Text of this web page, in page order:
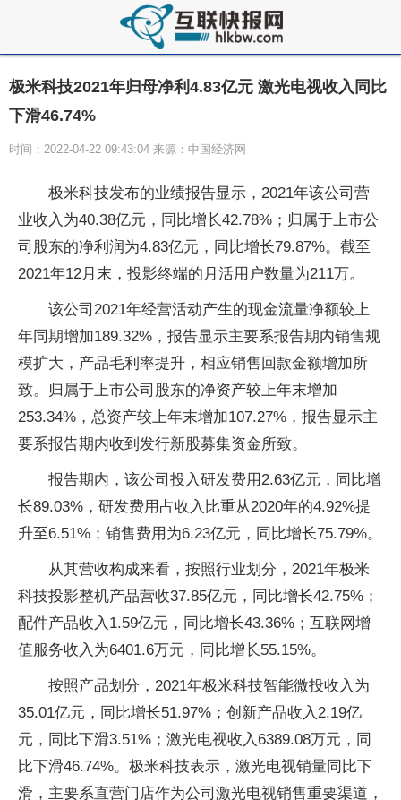
极米科技2021年归母净利4.83亿元 激光电视收入同比
下滑46.74%
时间：2022-04-22 09:43:04 来源：中国经济网
极米科技发布的业绩报告显示，2021年该公司营
业收入为40.38亿元，同比增长42.78%；归属于上市公
司股东的净利润为4.83亿元，同比增长79.87%。截至
2021年12月末，投影终端的月活用户数量为211万。
该公司2021年经营活动产生的现金流量净额较上
年同期增加189.32%，报告显示主要系报告期内销售规
模扩大，产品毛利率提升，相应销售回款金额增加所
致。归属于上市公司股东的净资产较上年末增加
253.34%，总资产较上年末增加107.27%，报告显示主
要系报告期内收到发行新股募集资金所致。
报告期内，该公司投入研发费用2.63亿元，同比增
长89.03%，研发费用占收入比重从2020年的4.92%提
升至6.51%；销售费用为6.23亿元，同比增长75.79%。
从其营收构成来看，按照行业划分，2021年极米
科技投影整机产品营收37.85亿元，同比增长42.75%；
配件产品收入1.59亿元，同比增长43.36%；互联网增
值服务收入为6401.6万元，同比增长55.15%。
按照产品划分，2021年极米科技智能微投收入为
35.01亿元，同比增长51.97%；创新产品收入2.19亿
元，同比下滑3.51%；激光电视收入6389.08万元，同
比下滑46.74%。极米科技表示，激光电视销量同比下
滑，主要系直营门店作为公司激光电视销售重要渠道，